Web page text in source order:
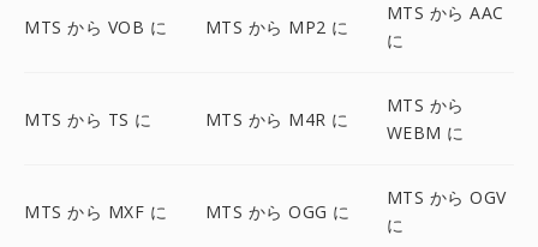
MTS から VOB に MTS から MP2 に
MTS から AAC
に
MTS から TS に MTS から M4R に
MTS から
WEBM に
MTS から MXF に MTS から OGG に
MTS から OGV
に